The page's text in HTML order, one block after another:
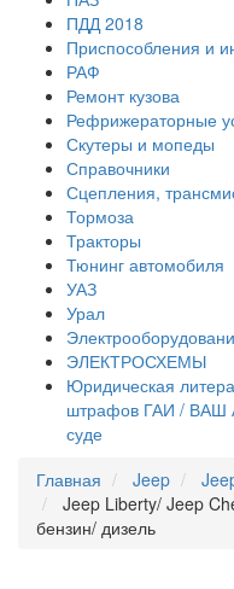
ПДД 2018
Приспособления и
РАФ
Ремонт кузова
Рефрижераторные
Скутеры и мопеды
Справочники
Сцепления,
Тормоза
Тракторы
Тюнинг автомобиля
УАЗ
Урал
ЭЛЕКТРОСХЕМЫ
Юридическая
штрафов ГАИ / ВАШ
суде
Главная
Jeep
Jeep Liberty/ Jeep
бензин/ дизель